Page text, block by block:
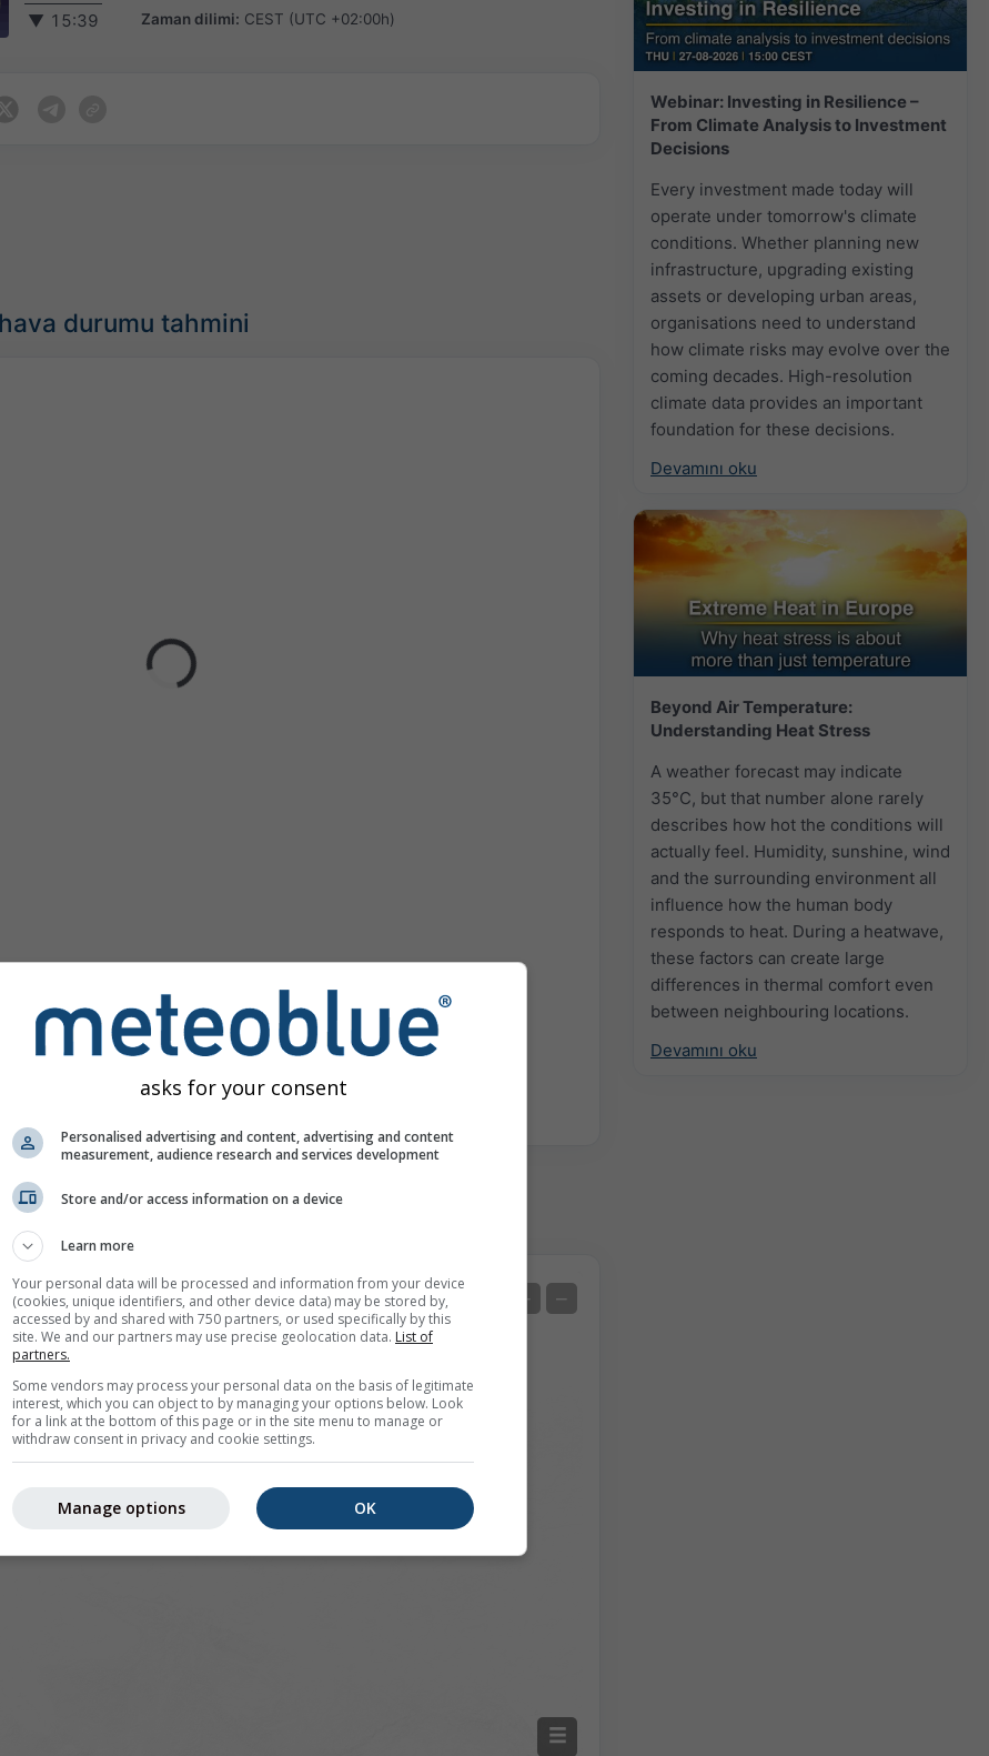
Webinar: Investing in Resilience –
From Climate Analysis to Investment
Decisions
Every investment made today will
operate under tomorrow's climate
conditions. Whether planning new
infrastructure, upgrading existing
assets or developing urban areas,
organisations need to understand
how climate risks may evolve over the
coming decades. High-resolution
climate data provides an important
foundation for these decisions.
Devamını oku
Beyond Air Temperature:
Understanding Heat Stress
A weather forecast may indicate
35°C, but that number alone rarely
describes how hot the conditions will
actually feel. Humidity, sunshine, wind
and the surrounding environment all
influence how the human body
responds to heat. During a heatwave,
these factors can create large
differences in thermal comfort even
between neighbouring locations.
Devamını oku
▼ 15:39
Zaman dilimi: CEST (UTC +02:00h)
durumu tahmini
tüm hava bilgilerini 3 basit grafikte sunar:
+ −
asks for your consent
Personalised advertising and content, advertising and content
measurement, audience research and services development
Store and/or access information on a device
Learn more
Your personal data will be processed and information from your device
(cookies, unique identifiers, and other device data) may be stored by,
accessed by and shared with 750 partners, or used specifically by this
site. We and our partners may use precise geolocation data. List of
partners.
Some vendors may process your personal data on the basis of legitimate
interest, which you can object to by managing your options below. Look
for a link at the bottom of this page or in the site menu to manage or
withdraw consent in privacy and cookie settings.
OK
Manage options